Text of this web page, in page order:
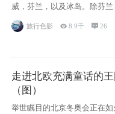
威，芬兰，以及冰岛。除芬兰
旅行色影 8.9千 26
走进北欧充满童话的
（图）
举世瞩目的北京冬奥会正在